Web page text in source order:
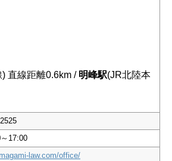
直線距離0.6km / 明峰駅(JR北陸本
17:00
law.com/office/